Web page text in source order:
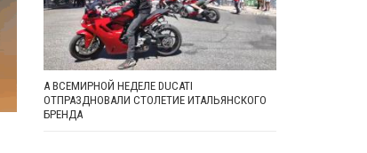
А ВСЕМИРНОЙ НЕДЕЛЕ DUCATI
ОТПРАЗДНОВАЛИ СТОЛЕТИЕ ИТАЛЬЯНСКОГО
БРЕНДА